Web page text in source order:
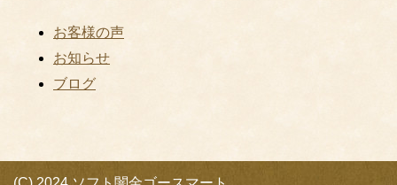
お客様の声
お知らせ
ブログ